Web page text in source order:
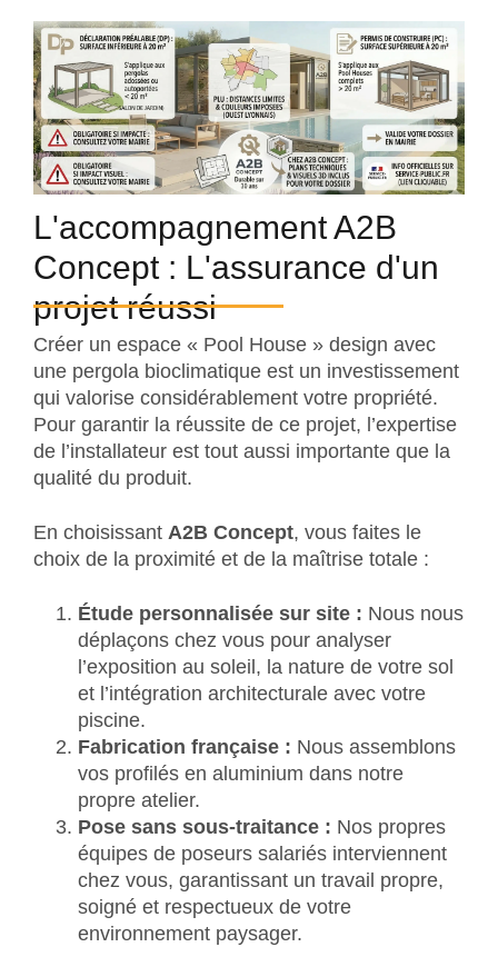
L'accompagnement A2B
Concept : L'assurance d'un
projet réussi
Créer un espace « Pool House » design avec
une pergola bioclimatique est un investissement
qui valorise considérablement votre propriété.
Pour garantir la réussite de ce projet, l’expertise
de l’installateur est tout aussi importante que la
qualité du produit.
En choisissant A2B Concept, vous faites le
choix de la proximité et de la maîtrise totale :
Étude personnalisée sur site : Nous nous
déplaçons chez vous pour analyser
l’exposition au soleil, la nature de votre sol
et l’intégration architecturale avec votre
piscine.
Fabrication française : Nous assemblons
vos profilés en aluminium dans notre
propre atelier.
Pose sans sous-traitance : Nos propres
équipes de poseurs salariés interviennent
chez vous, garantissant un travail propre,
soigné et respectueux de votre
environnement paysager.